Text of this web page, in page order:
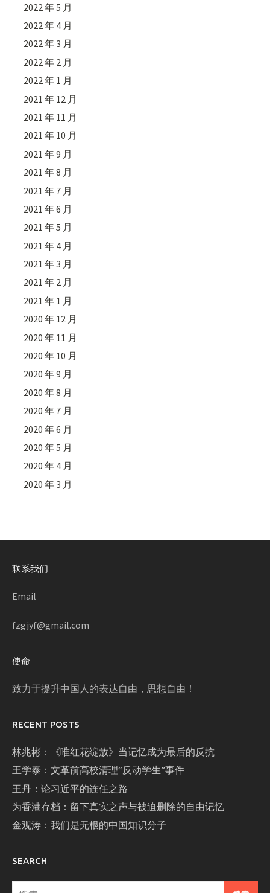
2022 年 5 月
2022 年 4 月
2022 年 3 月
2022 年 2 月
2022 年 1 月
2021 年 12 月
2021 年 11 月
2021 年 10 月
2021 年 9 月
2021 年 8 月
2021 年 7 月
2021 年 6 月
2021 年 5 月
2021 年 4 月
2021 年 3 月
2021 年 2 月
2021 年 1 月
2020 年 12 月
2020 年 11 月
2020 年 10 月
2020 年 9 月
2020 年 8 月
2020 年 7 月
2020 年 6 月
2020 年 5 月
2020 年 4 月
2020 年 3 月
联系我们
Email
fzgjyf@gmail.com
使命
致力于提升中国人的表达自由，思想自由！
RECENT POSTS
林兆彬：《唯红花绽放》当记忆成为最后的反抗
王学泰：文革前高校清理“反动学生”事件
王丹：论习近平的连任之路
为香港存档：留下真实之声与被迫删除的自由记忆
金观涛：我们是无根的中国知识分子
SEARCH
搜